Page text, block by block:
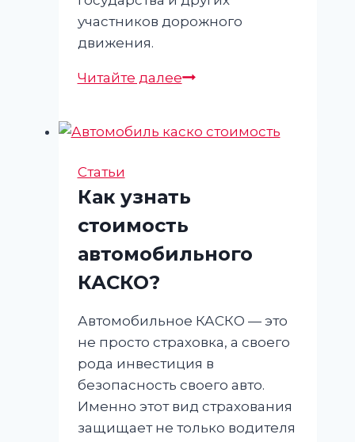
участников дорожного
движения.
Читайте далееАвтострахование
защитить
и
кошелек?
Статьи
Как узнать
стоимость
автомобильного
КАСКО?
Автомобильное КАСКО — это
не просто страховка, а своего
рода инвестиция в
безопасность своего авто.
Именно этот вид страхования
защищает не только водителя